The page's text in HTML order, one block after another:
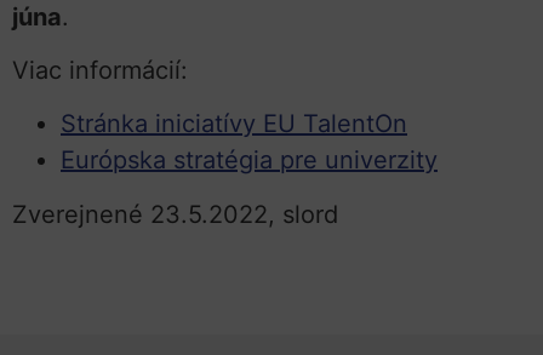
júna.
Viac informácií:
Stránka iniciatívy EU TalentOn
Európska stratégia pre univerzity
Zverejnené 23.5.2022, slord